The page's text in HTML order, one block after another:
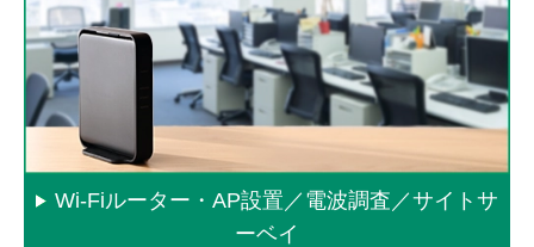
Wi-Fiルーター・AP設置／電波調査／サイトサ
ーベイ